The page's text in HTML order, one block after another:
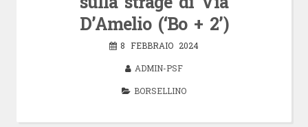
D’Amelio (‘Bo + 2’)
8 FEBBRAIO 2024
ADMIN-PSF
BORSELLINO